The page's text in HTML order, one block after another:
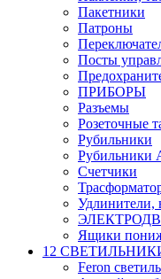
Пакетники
Патроны
Посты
ПРИБОРЫ
Разъемы
Розеточные
Рубильники
Рубильники
Счетчики
Удлинители,
Ящики
12
Feron